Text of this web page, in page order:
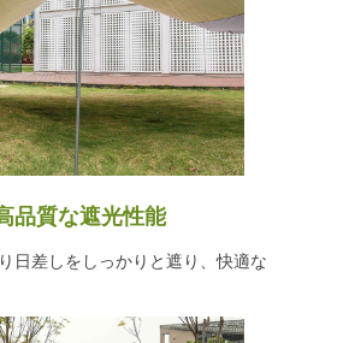
品質な遮光性能
日差しをしっかりと遮り、快適な